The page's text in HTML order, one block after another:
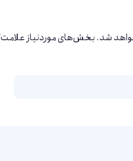
ماه تا یکسال داشته باشد. این
حفظ شود.
شد.بخش‌های موردنیاز